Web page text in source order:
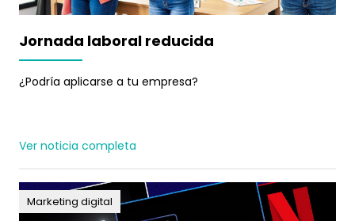
Jornada laboral reducida
¿Podría aplicarse a tu empresa?
Ver noticia completa
Marketing digital